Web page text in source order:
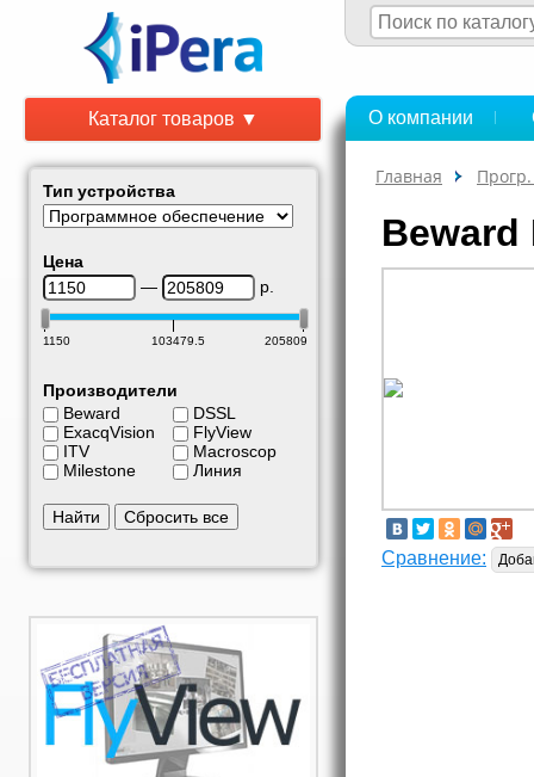
Каталог товаров ▼
Тип устройства
Цена
—
р.
1150 103479.5 205809
Производители
Beward
ExacqVision
ITV
Milestone
DSSL
FlyView
Macroscop
Линия
Найти Сбросить все
О компании
Главная
Beward
Сравнение: